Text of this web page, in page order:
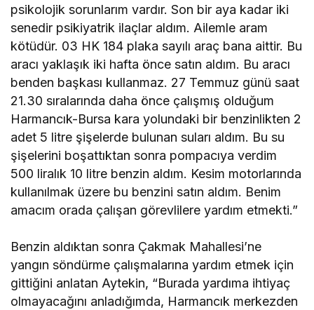
psikolojik sorunlarım vardır. Son bir aya kadar iki
senedir psikiyatrik ilaçlar aldım. Ailemle aram
kötüdür. 03 HK 184 plaka sayılı araç bana aittir. Bu
aracı yaklaşık iki hafta önce satın aldım. Bu aracı
benden başkası kullanmaz. 27 Temmuz günü saat
21.30 sıralarında daha önce çalışmış olduğum
Harmancık-Bursa kara yolundaki bir benzinlikten 2
adet 5 litre şişelerde bulunan suları aldım. Bu su
şişelerini boşattıktan sonra pompacıya verdim
500 liralık 10 litre benzin aldım. Kesim motorlarında
kullanılmak üzere bu benzini satın aldım. Benim
amacım orada çalışan görevlilere yardım etmekti.”
Benzin aldıktan sonra Çakmak Mahallesi’ne
yangın söndürme çalışmalarına yardım etmek için
gittiğini anlatan Aytekin, “Burada yardıma ihtiyaç
olmayacağını anladığımda, Harmancık merkezden